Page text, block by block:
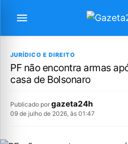
JURÍDICO E DIREITO
PF não encontra armas
casa de Bolsonaro
Publicado por gazeta24h
09 de julho de 2026, às 01:47